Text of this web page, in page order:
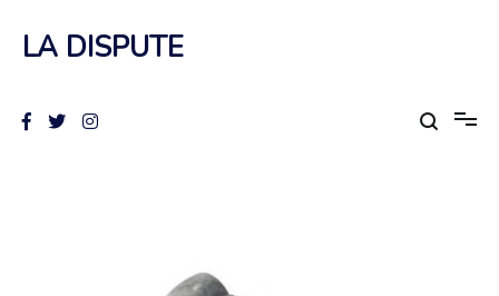
contenu
LA DISPUTE